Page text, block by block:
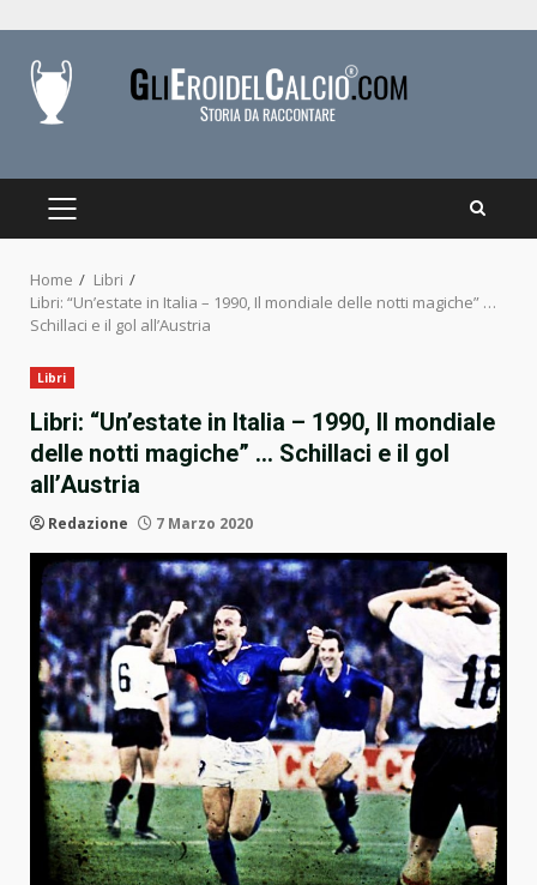
content
PRIMARY
Home
Libri
Libri: “Un’estate in Italia – 1990, Il mondiale delle notti magiche” …
Schillaci e il gol all’Austria
Libri
Libri: “Un’estate in Italia – 1990, Il mondiale
delle notti magiche” … Schillaci e il gol
all’Austria
Redazione 7 Marzo 2020